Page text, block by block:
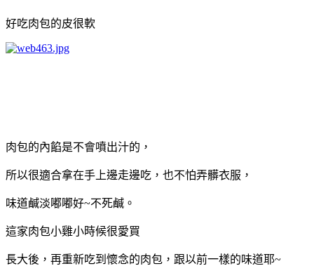
好吃肉包的皮很軟
肉包的內餡是不會噴出汁的，
所以很適合拿在手上邊走邊吃，也不怕弄髒衣服，
味道鹹淡嘟嘟好~不死鹹。
這家肉包小雞小時候很愛買
長大後，再重新吃到懷念的肉包，跟以前一樣的味道耶~